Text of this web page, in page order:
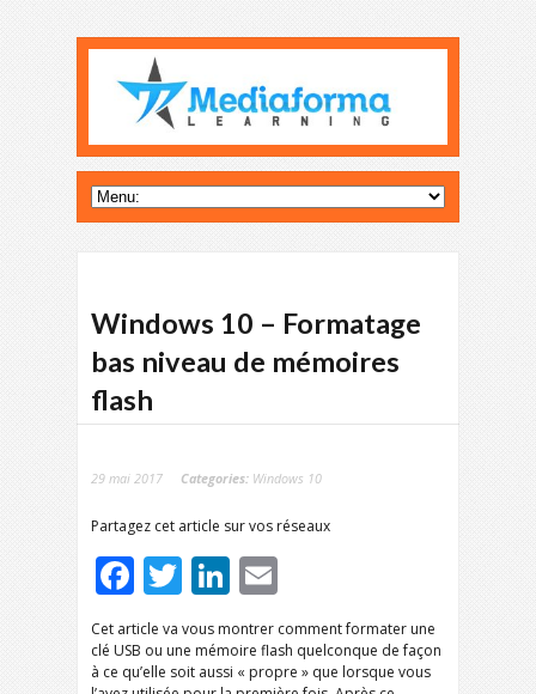
Windows 10 – Formatage
bas niveau de mémoires
flash
29 mai 2017 Categories: Windows 10
Partagez cet article sur vos réseaux
Facebook
TwitterLinkedIn
Cet article va vous montrer comment formater une
clé USB ou une mémoire flash quelconque de façon
à ce qu’elle soit aussi « propre » que lorsque vous